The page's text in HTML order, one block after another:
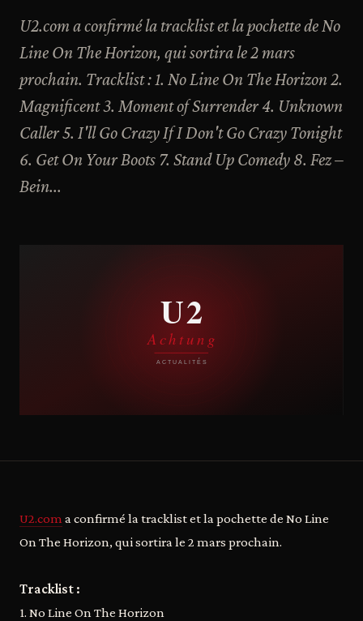
U2.com a confirmé la tracklist et la pochette de No
Line On The Horizon, qui sortira le 2 mars
prochain. Tracklist : 1. No Line On The Horizon 2.
Magnificent 3. Moment of Surrender 4. Unknown
Caller 5. I'll Go Crazy If I Don't Go Crazy Tonight
6. Get On Your Boots 7. Stand Up Comedy 8. Fez –
Bein...
U2.com a confirmé la tracklist et la pochette de No Line
On The Horizon, qui sortira le 2 mars prochain.
Tracklist :
1. No Line On The Horizon